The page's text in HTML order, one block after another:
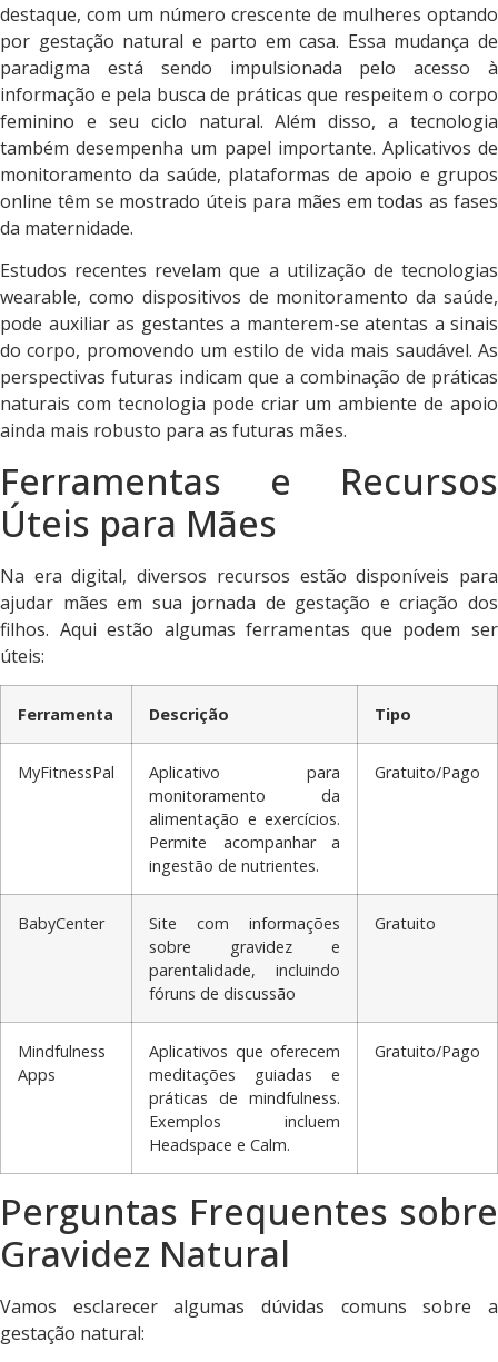
destaque, com um número crescente de mulheres optando
por gestação natural e parto em casa. Essa mudança de
paradigma está sendo impulsionada pelo acesso à
informação e pela busca de práticas que respeitem o corpo
feminino e seu ciclo natural. Além disso, a tecnologia
também desempenha um papel importante. Aplicativos de
monitoramento da saúde, plataformas de apoio e grupos
online têm se mostrado úteis para mães em todas as fases
da maternidade.
Estudos recentes revelam que a utilização de tecnologias
wearable, como dispositivos de monitoramento da saúde,
pode auxiliar as gestantes a manterem-se atentas a sinais
do corpo, promovendo um estilo de vida mais saudável. As
perspectivas futuras indicam que a combinação de práticas
naturais com tecnologia pode criar um ambiente de apoio
ainda mais robusto para as futuras mães.
Ferramentas e Recursos
Úteis para Mães
Na era digital, diversos recursos estão disponíveis para
ajudar mães em sua jornada de gestação e criação dos
filhos. Aqui estão algumas ferramentas que podem ser
úteis:
Ferramenta Descrição Tipo
MyFitnessPal
Aplicativo para
monitoramento da
alimentação e exercícios.
Permite acompanhar a
ingestão de nutrientes.
Gratuito/Pago
BabyCenter
Site com informações
sobre gravidez e
parentalidade, incluindo
fóruns de discussão
Gratuito
Mindfulness
Apps
Aplicativos que oferecem
meditações guiadas e
práticas de mindfulness.
Exemplos incluem
Headspace e Calm.
Gratuito/Pago
Perguntas Frequentes sobre
Gravidez Natural
Vamos esclarecer algumas dúvidas comuns sobre a
gestação natural: